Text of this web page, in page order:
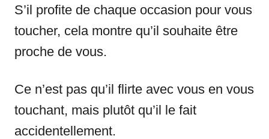
S’il profite de chaque occasion pour vous
toucher, cela montre qu’il souhaite être
proche de vous.
Ce n’est pas qu’il flirte avec vous en vous
touchant, mais plutôt qu’il le fait
accidentellement.